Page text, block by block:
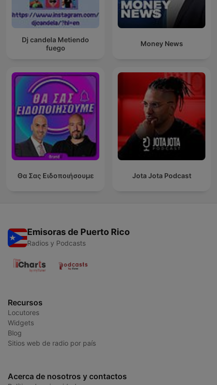
Dj candela Metiendo
fuego
Money News
Θα Σας Ειδοποιήσουμε Jota Jota Podcast
Emisoras de Puerto Rico
Radios y Podcasts
Recursos
Locutores
Widgets
Blog
Sitios web de radio por país
Acerca de nosotros y contactos